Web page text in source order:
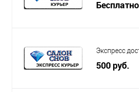
Бесплатно
Экспресс
500 руб.